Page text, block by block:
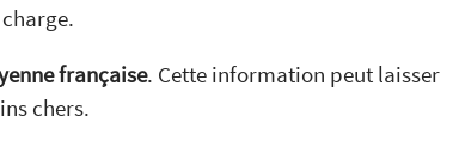
française. Cette information peut laisser
chers.